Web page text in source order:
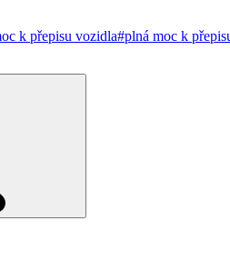
k přepisu vozidla#plná moc k